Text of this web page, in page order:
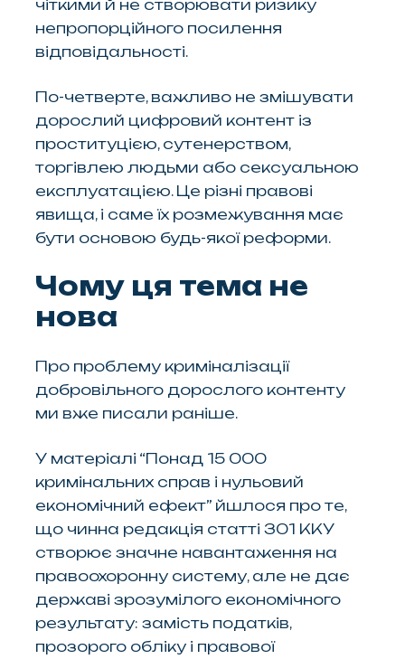
чіткими й не створювати ризику
непропорційного посилення
відповідальності.
По-четверте, важливо не змішувати
дорослий цифровий контент із
проституцією, сутенерством,
торгівлею людьми або сексуальною
експлуатацією. Це різні правові
явища, і саме їх розмежування має
бути основою будь-якої реформи.
Чому ця тема не
нова
Про проблему криміналізації
добровільного дорослого контенту
ми вже писали раніше.
У матеріалі “Понад 15 000
кримінальних справ і нульовий
економічний ефект” йшлося про те,
що чинна редакція статті 301 ККУ
створює значне навантаження на
правоохоронну систему, але не дає
державі зрозумілого економічного
результату: замість податків,
прозорого обліку і правової